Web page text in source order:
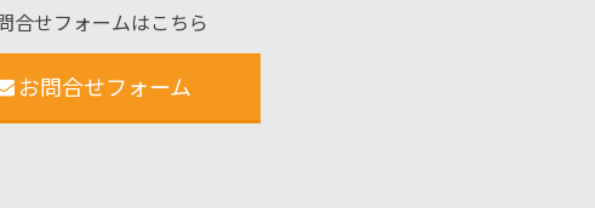
合せフォームはこちら
お問合せフォーム